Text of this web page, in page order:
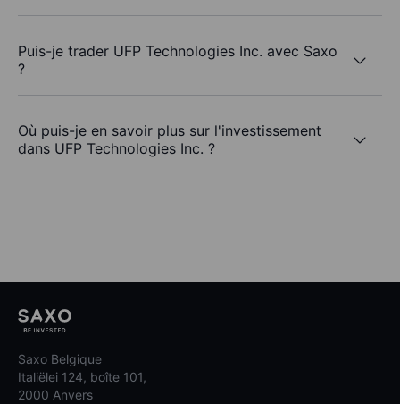
Puis-je trader UFP Technologies Inc. avec Saxo
?
Où puis-je en savoir plus sur l'investissement
dans UFP Technologies Inc. ?
Saxo Belgique
Italiëlei 124, boîte 101,
2000 Anvers